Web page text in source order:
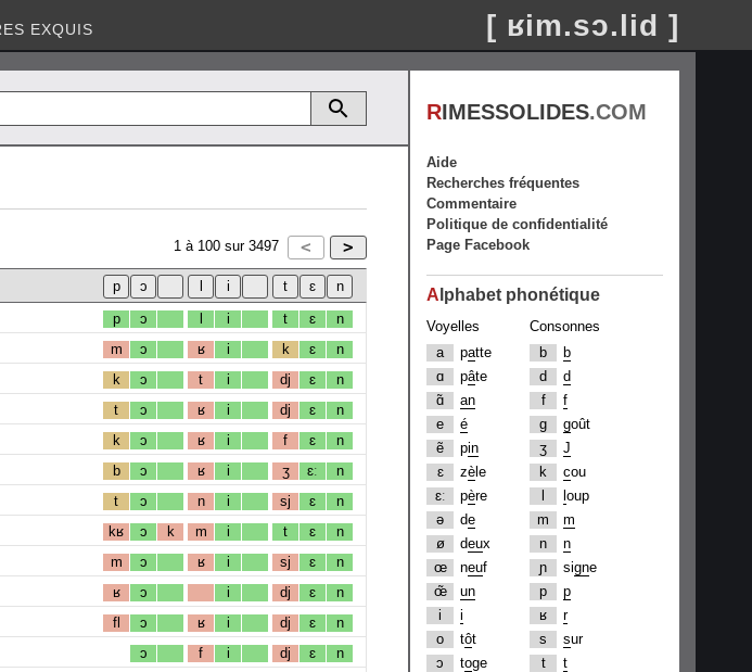
EXQUIS [ ʁim.sɔ.lid ]
1 à 100 sur 3497
p ɔ l i t ɛ n
m ɔ ʁ i k ɛ n
k ɔ t i dj ɛ n
t ɔ ʁ i dj ɛ n
k ɔ ʁ i f ɛ n
b ɔ ʁ i ʒ ɛː n
t ɔ n i sj ɛ n
kʁ ɔ k m i t ɛ n
m ɔ ʁ i sj ɛ n
ʁ ɔ i dj ɛ n
fl ɔ ʁ i dj ɛ n
ɔ f i dj ɛ n
RIMESSOLIDES.COM
Aide
Recherches fréquentes
Commentaire
Politique de confidentialité
Page Facebook
A lphabet phonétique
Voyelles
a
patte
ɑ
pâte
ɑ̃
an
e
é
ẽ
pin
ɛ
zè le
ɛː
père
ə
de
ø
deux
œ
neuf
œ̃
un
i
i
o
tôt
ɔ
toge
Consonnes
b
b
d
d
f
f
g
goût
ʒ
J
k
cou
oup
m
m
n
n
ɲ
signe
p
p
ʁ
r
s
sur
t
t